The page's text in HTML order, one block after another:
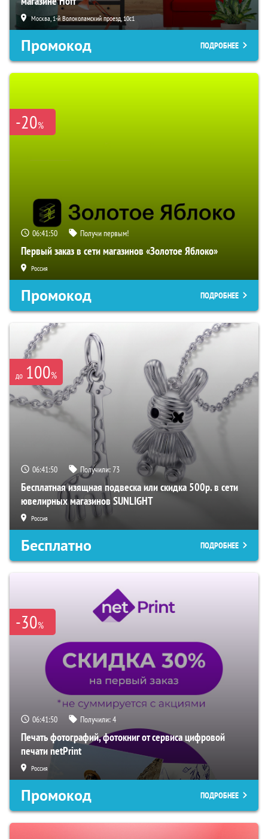
Москва, 1-й Волоколамский проезд, 10с1
Промокод ПОДРОБНЕЕ
-20%
06:41:49 Получи первым!
Первый заказ в сети магазинов «Золотое Яблоко»
Россия
Промокод ПОДРОБНЕЕ
до 100%
06:41:49 Получили:73
Бесплатная изящная подвеска или скидка 500р. в сети
ювелирных магазинов SUNLIGHT
Россия
Бесплатно ПОДРОБНЕЕ
-30%
06:41:49 Получили:4
Печать фотографий, фотокниг от сервиса цифровой
печати netPrint
Россия
Промокод ПОДРОБНЕЕ